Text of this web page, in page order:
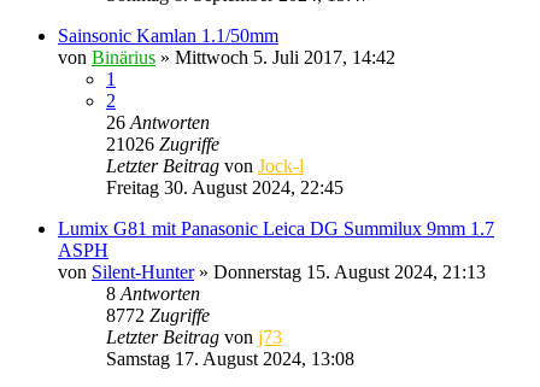
Sainsonic Kamlan 1.1/50mm
von Binärius » Mittwoch 5. Juli 2017, 14:42
1
2
26 Antworten
21026 Zugriffe
Letzter Beitrag von Jock-l
Freitag 30. August 2024, 22:45
Lumix G81 mit Panasonic Leica DG Summilux 9mm 1.7
ASPH
von Silent-Hunter» Donnerstag 15. August 2024, 21:13
8 Antworten
8772 Zugriffe
Letzter Beitrag von j73
Samstag 17. August 2024, 13:08